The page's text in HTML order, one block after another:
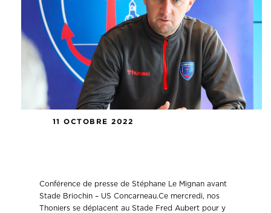
11 OCTOBRE 2022
Conférence de presse de Stéphane Le Mignan avant
Stade Briochin – US Concarneau.Ce mercredi, nos
Thoniers se déplacent au Stade Fred Aubert pour y